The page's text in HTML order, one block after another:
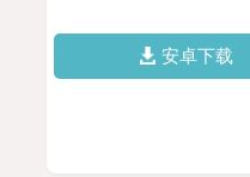
安卓下载